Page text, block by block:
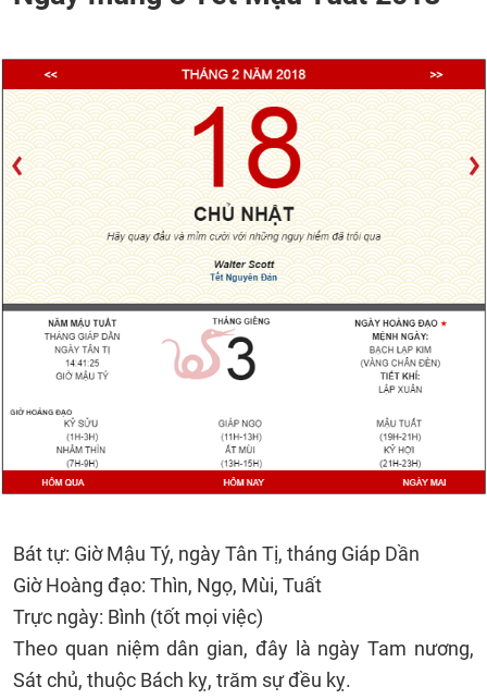
Bát tự: Giờ Mậu Tý, ngày Tân Tị, tháng Giáp Dần
Giờ Hoàng đạo: Thìn, Ngọ, Mùi, Tuất
Trực ngày: Bình (tốt mọi việc)
Theo quan niệm dân gian, đây là ngày Tam nương,
Sát chủ, thuộc Bách kỵ, trăm sự đều kỵ.